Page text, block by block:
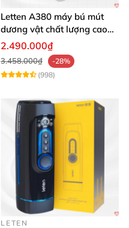
Letten A380 máy bú mút
dương vật chất lượng cao
giá tốt
2.490.000₫
3.458.000₫
-28%
(998)
LETEN